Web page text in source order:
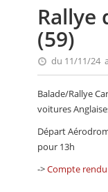
RALLYE
MONTAGNE
EVÈNEMENTS
CALENDRIER
VIDEO
Rallye
(59)
du 11/11/24
Balade/Rallye
voitures
Départ
pour 13h
->Compte